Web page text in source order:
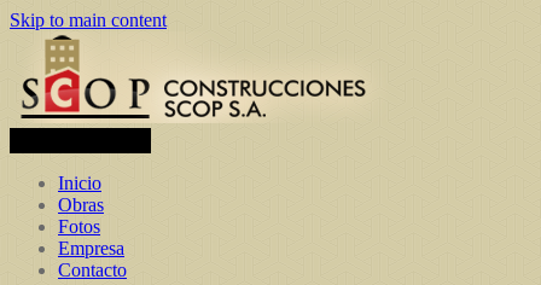
Skip to main content
Inicio
Obras
Fotos
Empresa
Contacto